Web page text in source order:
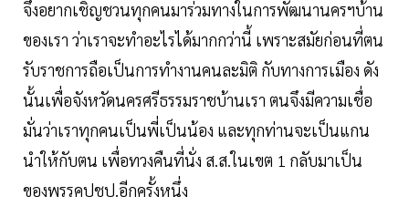
จึงอยากเชิญชวนทุกคนมาร่วมทางในการพัฒนานครฯบ้าน
ของเรา ว่าเราจะทำอะไรได้มากกว่านี้ เพราะสมัยก่อนที่ตน
รับราชการถือเป็นการทำงานคนละมิติ กับทางการเมือง ดัง
นั้นเพื่อจังหวัดนครศรีธรรมราชบ้านเรา ตนจึงมีความเชื่อ
มั่นว่าเราทุกคนเป็นพี่เป็นน้อง และทุกท่านจะเป็นแกน
นำให้กับตน เพื่อทวงคืนที่นั่ง ส.ส.ในเขต 1 กลับมาเป็น
ของพรรคปชป.อีกครั้งหนึ่ง